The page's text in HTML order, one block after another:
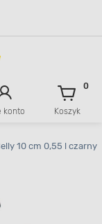
konto Koszyk
0
10 cm 0,55 l czarny